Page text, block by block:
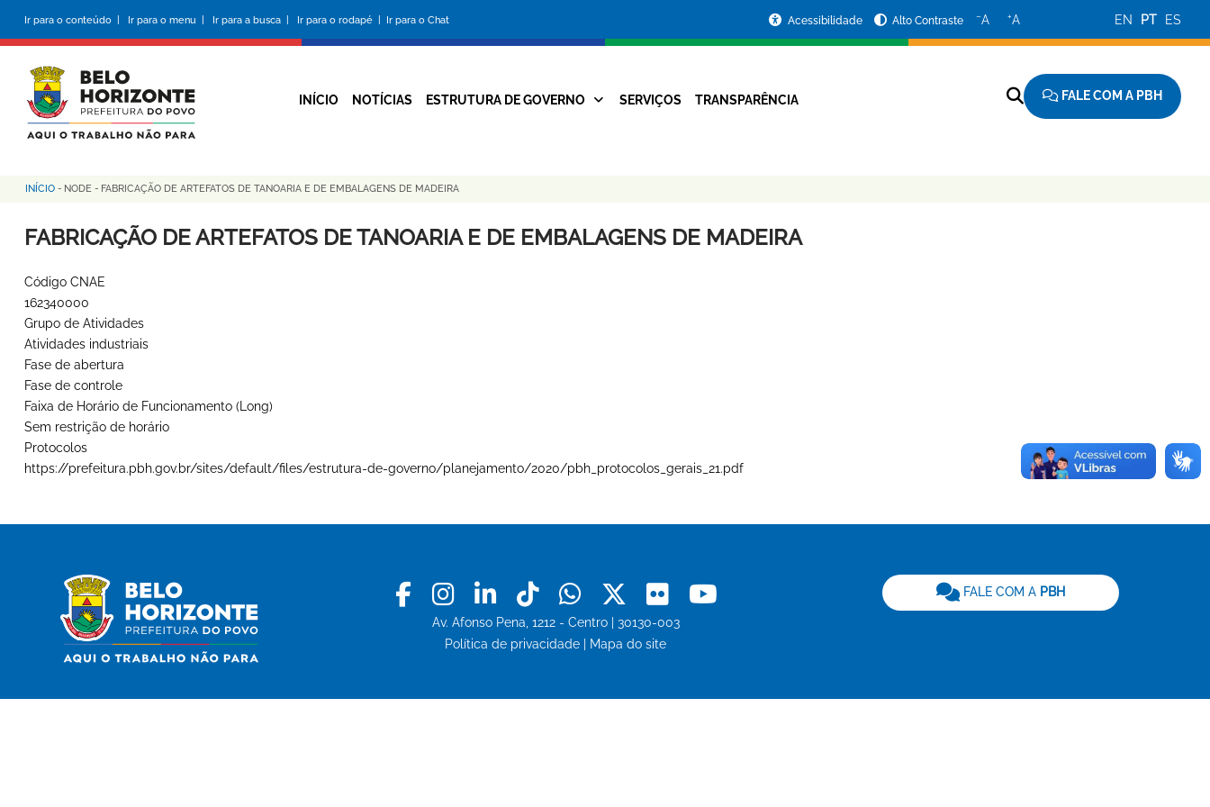
conteúdo
principal
Ir para o conteúdo | Ir para o menu | Ir para a busca | Ir para o rodapé | Ir para o Chat
da
Prefeitura
Acessibilidade Alto Contraste −A +A EN PT ES
Navegação
INÍCIO NOTÍCIAS ESTRUTURA DE GOVERNO SERVIÇOS TRANSPARÊNCIA FALE COM A PBH
Trilha
de
INÍCIO - NODE - FABRICAÇÃO DE ARTEFATOS DE TANOARIA E DE EMBALAGENS DE MADEIRA
FABRICAÇÃO DE ARTEFATOS DE TANOARIA E DE EMBALAGENS DE MADEIRA
Código CNAE
162340000
Grupo de Atividades
Atividades industriais
Fase de abertura
Fase de controle
Faixa de Horário de Funcionamento (Long)
Sem restrição de horário
Protocolos
https://prefeitura.pbh.gov.br/sites/default/files/estrutura-de-governo/planejamento/2020/pbh_protocolos_gerais_21.pdf
Facebook
Instagram
LinkedinTiktokWhatsapp
X Flickr
Av. Afonso Pena, 1212 - Centro | 30130-003
Política de privacidade
Mapa do site
FALE COM A PBH